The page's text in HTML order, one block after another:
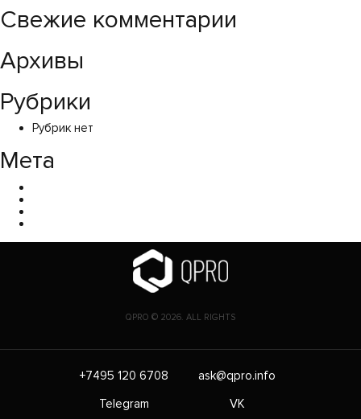
Свежие комментарии
Архивы
Рубрики
Рубрик нет
Мета
QPRO © 2026. ALL RIGHTS
+7495 120 6708
ask@qpro.info
Telegram
VK